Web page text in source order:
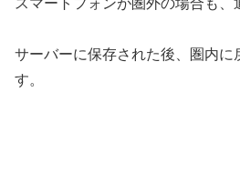
サーバーに保存された後、圏内に
す。